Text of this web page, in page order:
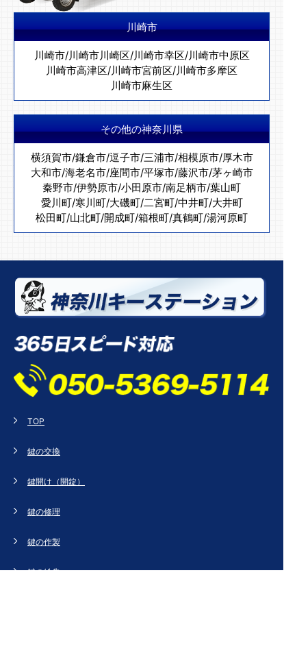
川崎市
川崎市/川崎市川崎区/川崎市幸区/川崎市中原区
川崎市高津区/川崎市宮前区/川崎市多摩区
川崎市麻生区
その他の神奈川県
横須賀市/鎌倉市/逗子市/三浦市/相模原市/厚木市
大和市/海老名市/座間市/平塚市/藤沢市/茅ヶ崎市
秦野市/伊勢原市/小田原市/南足柄市/葉山町
愛川町/寒川町/大磯町/二宮町/中井町/大井町
松田町/山北町/開成町/箱根町/真鶴町/湯河原町
TOP
鍵の交換
鍵開け（開錠）
鍵の修理
鍵の作製
鍵の紛失